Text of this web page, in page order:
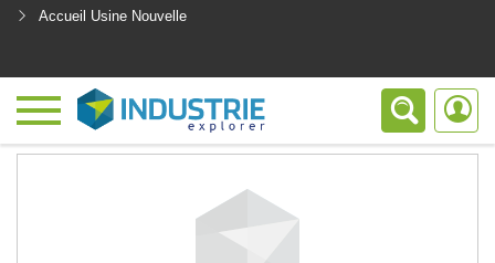
Accueil Usine Nouvelle